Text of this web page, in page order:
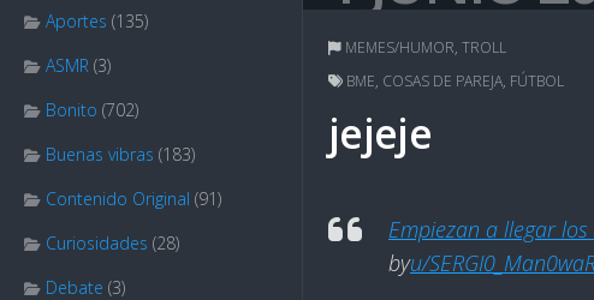
Aportes (135)
ASMR (3)
Bonito (702)
Buenas vibras (183)
Contenido Original (91)
Curiosidades (28)
Debate (3)
MEMES/HUMOR, TROLL
BME, COSAS DE PAREJA, FÚTBOL
jejeje
Empiezan a llegar
byu/